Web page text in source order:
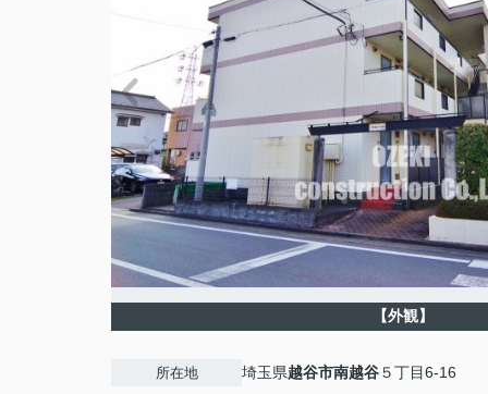
【外観】
所在地 埼玉県越谷市南越谷５丁目6-16